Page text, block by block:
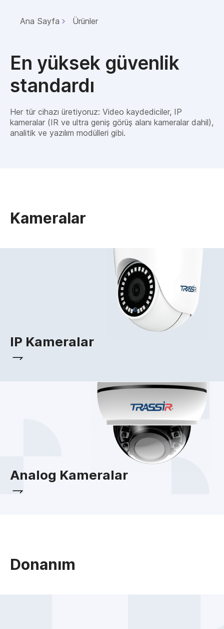
Ana Sayfa Ürünler
En yüksek güvenlik
standardı
Her tür cihazı üretiyoruz: Video kaydediciler, IP
kameralar (IR ve ultra geniş görüş alanı kameralar dahil),
analitik ve yazılım modülleri gibi.
Kameralar
IP Kameralar
Analog Kameralar
Donanım